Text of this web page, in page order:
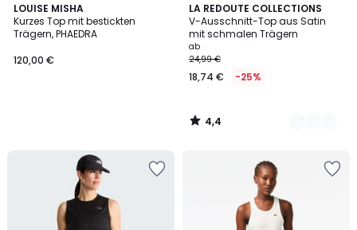
LOUISE MISHA
Kurzes Top mit bestickten
Trägern, PHAEDRA
120,00 €
LA REDOUTE COLLECTIONS
V-Ausschnitt-Top aus Satin
mit schmalen Trägern
ab
24,99 €
18,74 € -25%
4,4
/ 5
2
Farben
4,4
/